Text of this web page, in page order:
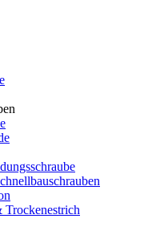
Trockenestrich